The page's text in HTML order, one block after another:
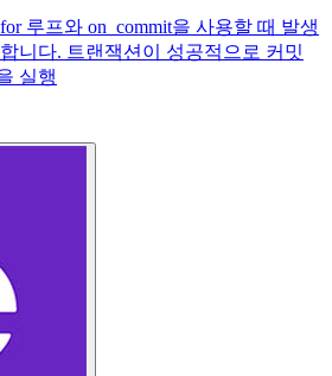
루프와 on_commit을 사용할 때 발생
니다. 트랜잭션이 성공적으로 커밋
실행